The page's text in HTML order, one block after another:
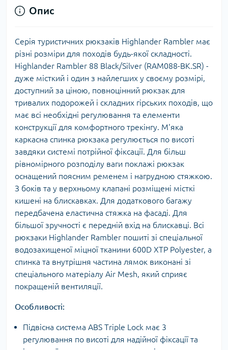
Опис
Серія туристичних рюкзаків Highlander Rambler має
різні розміри для походів будь-якої складності.
Highlander Rambler 88 Black/Silver (RAM088-BK.SR) -
дуже місткий і один з найлегших у своєму розмірі,
доступний за ціною, повноцінний рюкзак для
тривалих подорожей і складних гірських походів, що
має всі необхідні регулювання та елементи
конструкції для комфортного трекінгу. М'яка
каркасна спинка рюкзака регулюється по висоті
завдяки системі потрійної фіксації. Для більш
рівномірного розподілу ваги поклажі рюкзак
оснащений поясним ременем і нагрудною стяжкою.
З боків та у верхньому клапані розміщені місткі
кишені на блискавках. Для додаткового багажу
передбачена еластична стяжка на фасаді. Для
більшої зручності є передній вхід на блискавці. Всі
рюкзаки Highlander Rambler пошиті зі спеціальної
водозахищеної міцної тканини 600D XTP Polyester, а
спинка та внутрішня частина лямок виконані зі
спеціального матеріалу Air Mesh, який сприяє
покращеній вентиляції.
Особливості:
Підвісна система ABS Triple Lock має 3
регулювання по висоті для надійної фіксації та